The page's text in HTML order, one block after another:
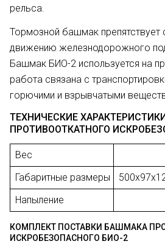
рельса.
Тормозной башмак
движению железнодорожного
Башмак БИО-2 используется на
работа связана с
горючими и взрывчатыми
ТЕХНИЧЕСКИЕ
ПРОТИВООТКАТНОГО
Вес
Габаритные размеры
Напыление
КОМПЛЕКТ ПОСТАВКИ БАШМАКА
ИСКРОБЕЗОПАСНОГО БИО-2